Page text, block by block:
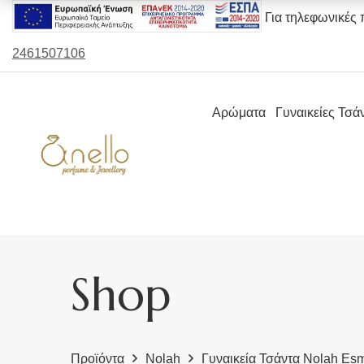
Για τηλεφωνικές
2461507106
Αρώματα Γυναικείες
Shop
Προϊόντα Nolah Γυναικεία Τσάντα Nolah